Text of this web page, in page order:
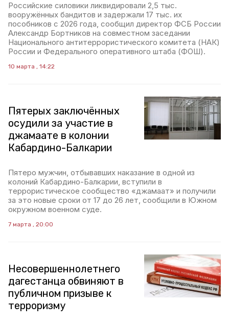
Российские силовики ликвидировали 2,5 тыс.
вооружённых бандитов и задержали 17 тыс. их
пособников с 2026 года, сообщил директор ФСБ России
Александр Бортников на совместном заседании
Национального антитеррористического комитета (НАК)
России и Федерального оперативного штаба (ФОШ).
10 марта , 14:22
Пятерых заключённых
осудили за участие в
джамаате в колонии
Кабардино-Балкарии
Пятеро мужчин, отбывавших наказание в одной из
колоний Кабардино-Балкарии, вступили в
террористическое сообщество «джамаат» и получили
за это новые сроки от 17 до 26 лет, сообщили в Южном
окружном военном суде.
7 марта , 20:00
Несовершеннолетнего
дагестанца обвиняют в
публичном призыве к
терроризму